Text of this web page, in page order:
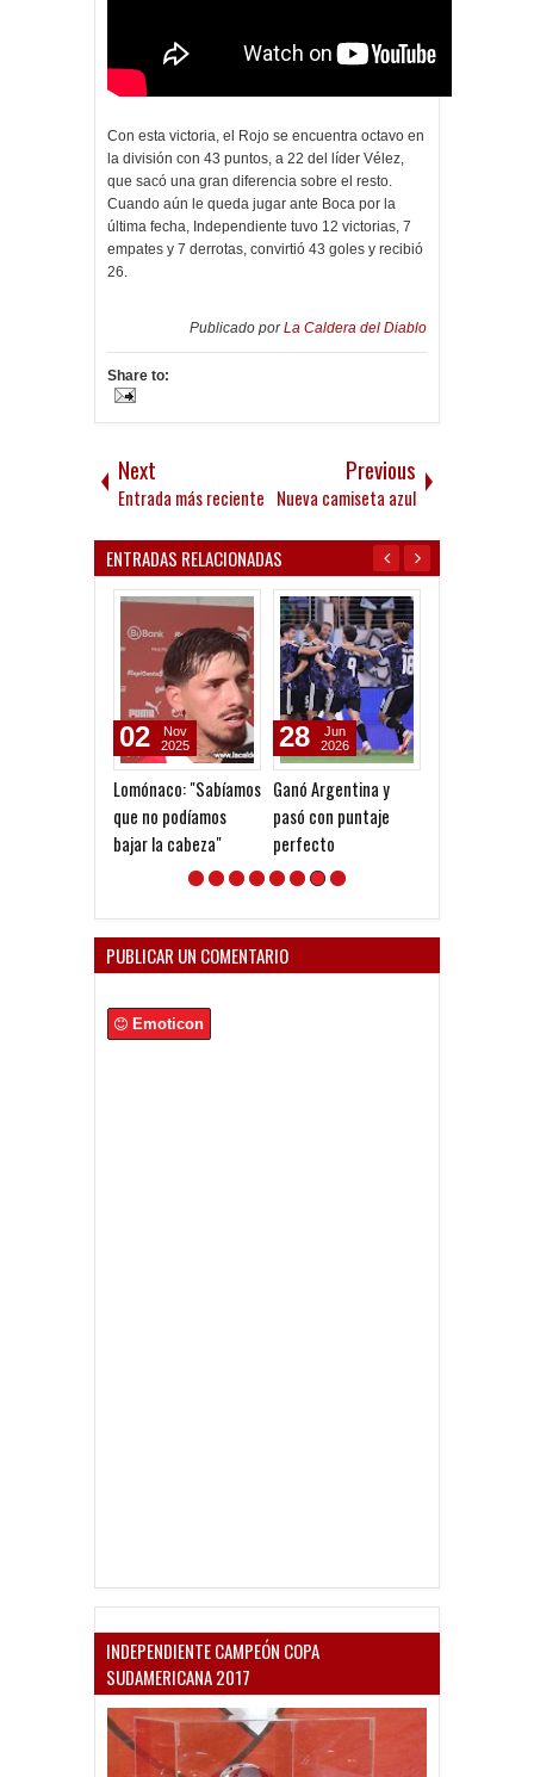
Con esta victoria, el Rojo se encuentra octavo en
la división con 43 puntos, a 22 del líder Vélez,
que sacó una gran diferencia sobre el resto.
Cuando aún le queda jugar ante Boca por la
última fecha, Independiente tuvo 12 victorias, 7
empates y 7 derrotas, convirtió 43 goles y recibió
26.
Publicado porLa Caldera del Diablo
Share to:
Next
Entrada más reciente
Previous
Nueva camiseta azul
ENTRADAS RELACIONADAS
Lomónaco: "Sabíamos
que no podíamos
bajar la cabeza"
02
Nov
2025
Ganó Argentina y
pasó con puntaje
perfecto
28
Jun
2026
PUBLICAR UN COMENTARIO
Emoticon
INDEPENDIENTE CAMPEÓN COPA
SUDAMERICANA 2017